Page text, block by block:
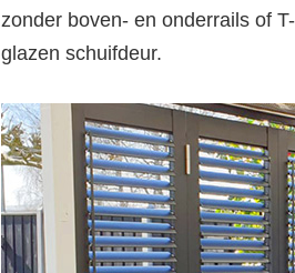
zonder boven- en onderrails of
glazen schuifdeur.